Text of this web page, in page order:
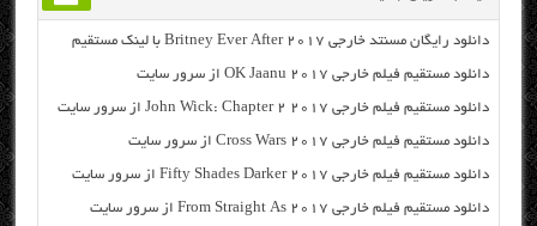
دانلود رایگان مسنتد خارجی Britney Ever After 2017 با لینک مستقیم
دانلود مستقیم فیلم خارجی OK Jaanu 2017 از سرور سایت
دانلود مستقیم فیلم خارجی John Wick: Chapter 2 2017 از سرور سایت
دانلود مستقیم فیلم خارجی Cross Wars 2017 از سرور سایت
دانلود مستقیم فیلم خارجی Fifty Shades Darker 2017 از سرور سایت
دانلود مستقیم فیلم خارجی From Straight As 2017 از سرور سایت